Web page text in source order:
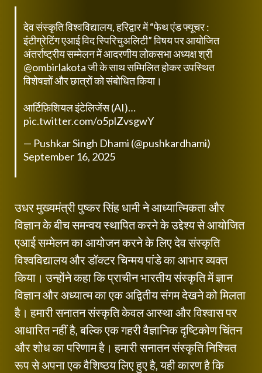
देव संस्कृति विश्वविद्यालय, हरिद्वार में “फेथ एंड फ्यूचर :
इंटीग्रेटिंग एआई विद स्पिरिचुअलिटी” विषय पर आयोजित
अंतर्राष्ट्रीय सम्मेलन में आदरणीय लोकसभा अध्यक्ष श्री
@ombirlakotaजी के साथ सम्मिलित होकर उपस्थित
विशेषज्ञों और छात्रों को संबोधित किया।
आर्टिफ़िशियल इंटेलिजेंस (AI)…
pic.twitter.com/o5plZvsgwY
— Pushkar Singh Dhami (@pushkardhami)
September 16, 2025
उधर मुख्यमंत्री पुष्कर सिंह धामी ने आध्यात्मिकता और
विज्ञान के बीच समन्वय स्थापित करने के उद्देश्य से आयोजित
एआई सम्मेलन का आयोजन करने के लिए देव संस्कृति
विश्वविद्यालय और डॉक्टर चिन्मय पांडे का आभार व्यक्त
किया। उन्होंने कहा कि प्राचीन भारतीय संस्कृति में ज्ञान
विज्ञान और अध्यात्म का एक अद्वितीय संगम देखने को मिलता
है। हमारी सनातन संस्कृति केवल आस्था और विश्वास पर
आधारित नहीं है, बल्कि एक गहरी वैज्ञानिक दृष्टिकोण चिंतन
और शोध का परिणाम है। हमारी सनातन संस्कृति निश्चित
रूप से अपना एक वैशिष्ठय लिए हुए है, यही कारण है कि